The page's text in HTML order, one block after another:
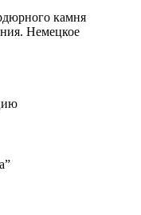
камня
Немецкое